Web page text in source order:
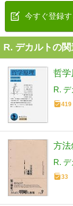
今すぐ登録す
R. デカルトの
哲学
R. デ
419
方法
R. デ
33